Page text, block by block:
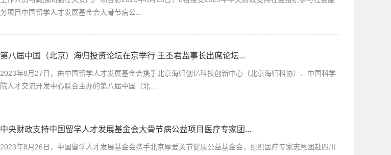
务项目中国留学人才发展基金会大骨节病公...
第八届中国（北京）海归投资论坛在京举行 王丕君监事长出席论坛...
2023年8月27日，由中国留学人才发展基金会携手北京海归创亿科技创新中心（北京海归科协）、中国科学
院人才交流开发中心联合主办的第八届中国（北...
中央财政支持中国留学人才发展基金会大骨节病公益项目医疗专家团...
2023年8月26日，中国留学人才发展基金会携手北京厚爱关节健康公益基金会，组织医疗专家志愿团赴四川